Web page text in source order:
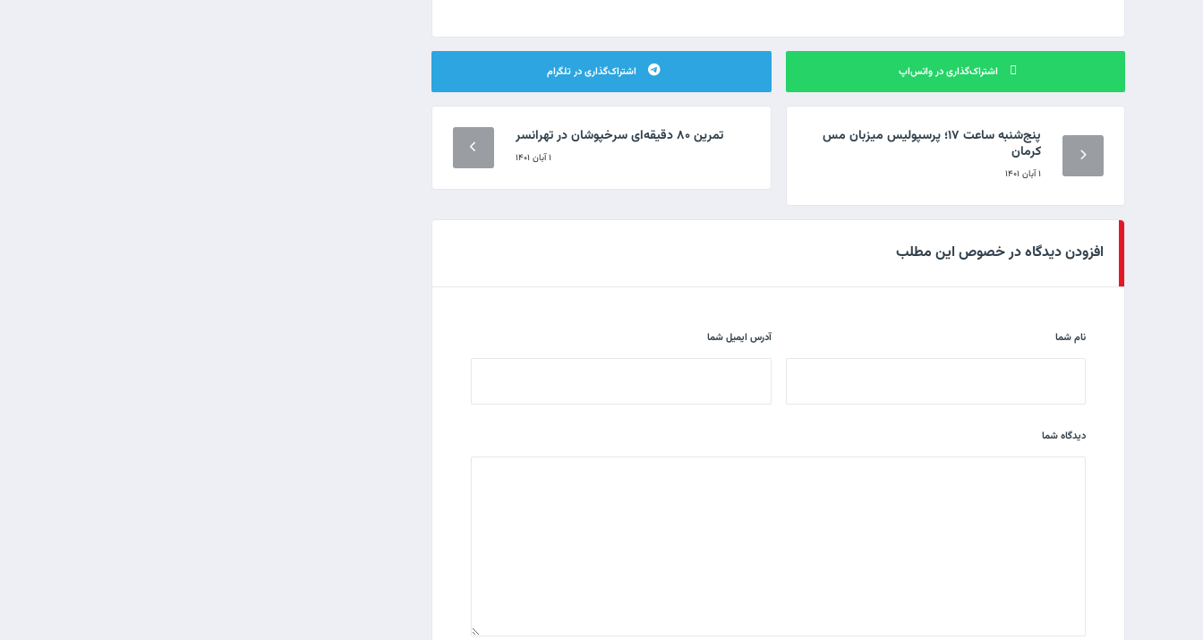
اشتراک‌گذاری در واتس‌اپ اشتراک‌گذاری در تلگرام
پنج‌شنبه ساعت ۱۷؛ پرسپولیس میزبان مس
کرمان
۱ آبان ۱۴۰۱
تمرین ۸۰ دقیقه‌ای سرخپوشان در تهرانسر
۱ آبان ۱۴۰۱
افزودن دیدگاه در خصوص این مطلب
نام شما آدرس ایمیل شما
دیدگاه شما